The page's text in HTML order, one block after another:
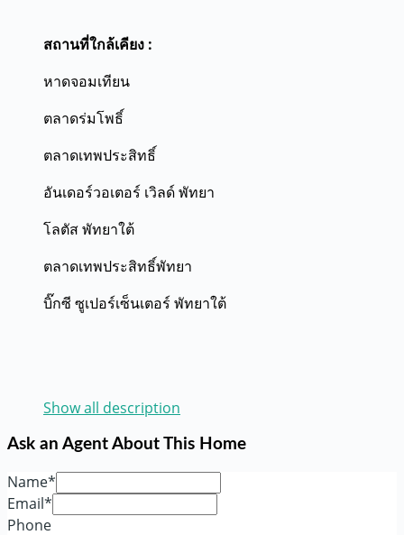
สถานที่ใกล้เคียง :
หาดจอมเทียน
ตลาดร่มโพธิ์
ตลาดเทพประสิทธิ์
อันเดอร์วอเตอร์ เวิลด์ พัทยา
โลตัส พัทยาใต้
ตลาดเทพประสิทธิ์พัทยา
บิ๊กซี ซูเปอร์เซ็นเตอร์ พัทยาใต้
Show all description
Ask an Agent About This Home
Name*
Email*
Phone